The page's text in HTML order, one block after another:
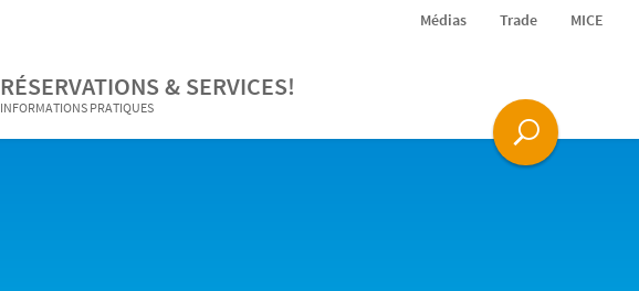
Médias Trade MICE
RÉSERVATIONS & SERVICES!
INFORMATIONS PRATIQUES